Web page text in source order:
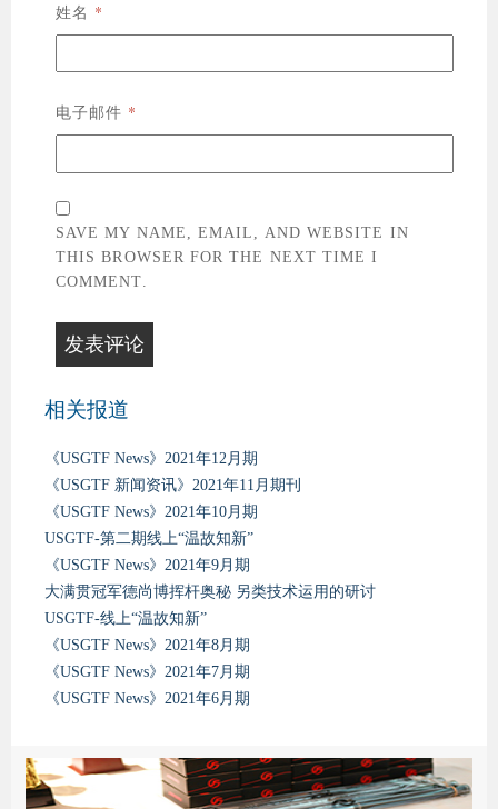
姓名 *
电子邮件 *
SAVE MY NAME, EMAIL, AND WEBSITE IN
THIS BROWSER FOR THE NEXT TIME I
COMMENT.
相关报道
《USGTF News》2021年12月期
《USGTF 新闻资讯》2021年11月期刊
《USGTF News》2021年10月期
USGTF-第二期线上“温故知新”
《USGTF News》2021年9月期
大满贯冠军德尚博挥杆奥秘 另类技术运用的研讨
USGTF-线上“温故知新”
《USGTF News》2021年8月期
《USGTF News》2021年7月期
《USGTF News》2021年6月期